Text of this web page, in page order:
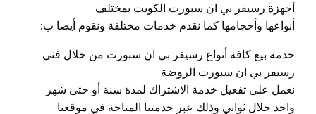
أجهزة رسيفر بي ان سبورت الكويت بمختلف
أنواعها وأحجامها كما نقدم خدمات مختلفة ونقوم أيضا ب:
خدمة بيع كافة أنواع رسيفر بي ان سبورت من خلال فني
رسيفر بي ان سبورت الروضة
نعمل على تفعيل خدمة الاشتراك لمدة سنة أو حتى شهر
واحد خلال ثواني وذلك عبر خدمتنا المتاحة في موقعنا